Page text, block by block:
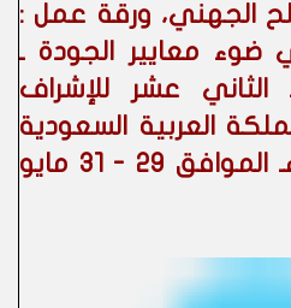
الجهني، ورقة عمل :
ضوء معايير الجودة ـ
الثاني عشر للإشراف
العربية السعودية
(12ــ 14 / 5 / 1428هـ الموافق 29 - 31 مايو